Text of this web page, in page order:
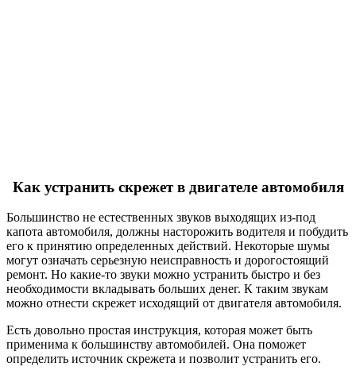
Как устранить скрежет в двигателе автомобиля
Большинство не естественных звуков выходящих из-под
капота автомобиля, должны насторожить водителя и побудить
его к принятию определенных действий. Некоторые шумы
могут означать серьезную неисправность и дорогостоящий
ремонт. Но какие-то звуки можно устранить быстро и без
необходимости вкладывать больших денег. К таким звукам
можно отнести скрежет исходящий от двигателя автомобиля.
Есть довольно простая инструкция, которая может быть
применима к большинству автомобилей. Она поможет
определить источник скрежета и позволит устранить его.